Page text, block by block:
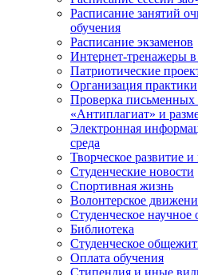
Расписание занятий
обучения
Расписание экзаменов
Интернет-тренажеры в
Патриотические
Организация практики
Проверка письменных
«Антиплагиат» и
Электронная
среда
Творческое развитие
Студенческие новости
Спортивная жизнь
Волонтерское
Студенческое научное
Библиотека
Студенческое
Оплата обучения
Стипендия и иные